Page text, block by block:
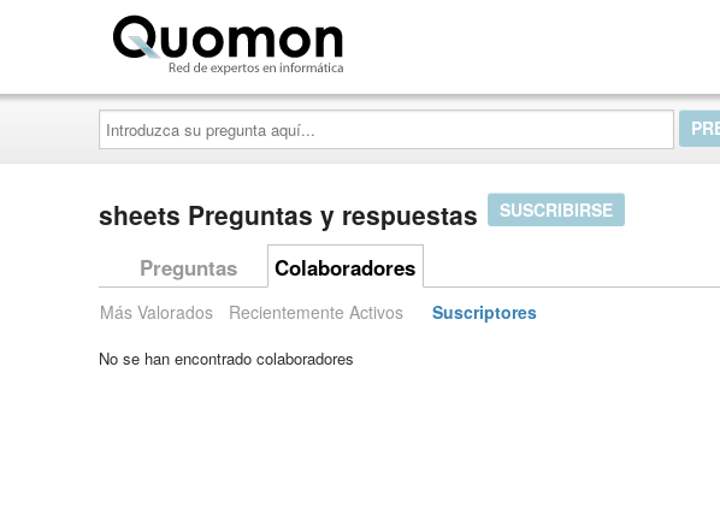
Introduzca
su
pregunta
aquí...
sheets Preguntas y respuestas SUSCRIBIRSE
Preguntas Colaboradores
Más Valorados Recientemente Activos Suscriptores
No se han encontrado colaboradores